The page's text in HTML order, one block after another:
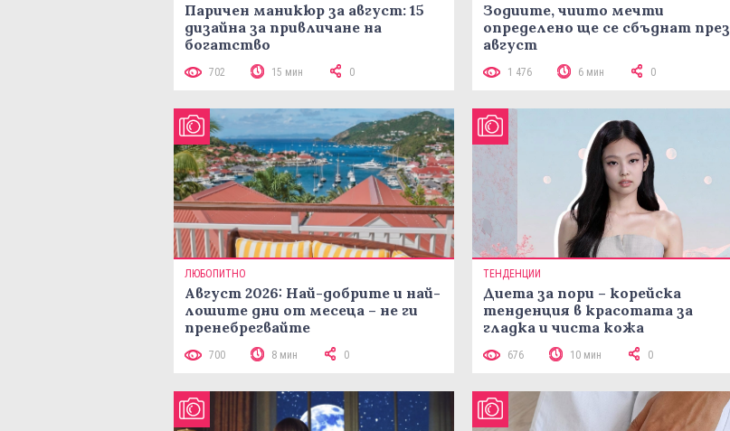
Паричен маникюр за август: 15
дизайна за привличане на
богатство
702 15 мин 0
Зодиите, чиито мечти
определено ще се сбъднат през
август
1 476 6 мин 0
ЛЮБОПИТНО
Август 2026: Най-добрите и най-
лошите дни от месеца – не ги
пренебрегвайте
700 8 мин 0
ТЕНДЕНЦИИ
Диета за пори – корейска
тенденция в красотата за
гладка и чиста кожа
676 10 мин 0